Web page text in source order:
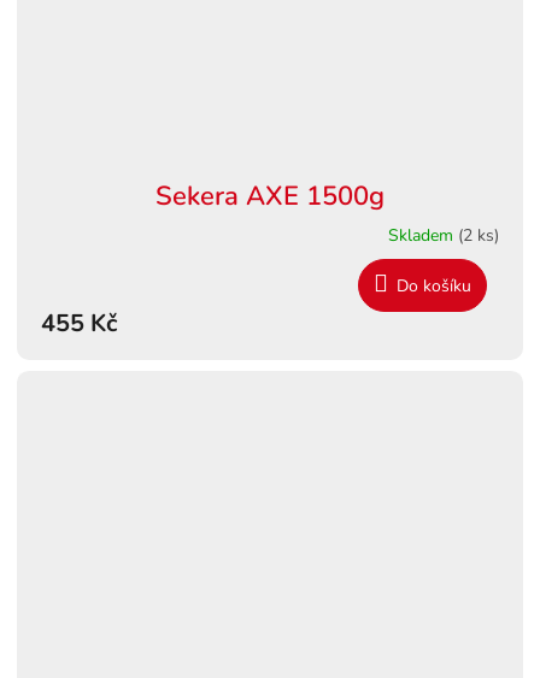
Sekera AXE 1500g
Skladem (2 ks)
455 Kč
Do košíku